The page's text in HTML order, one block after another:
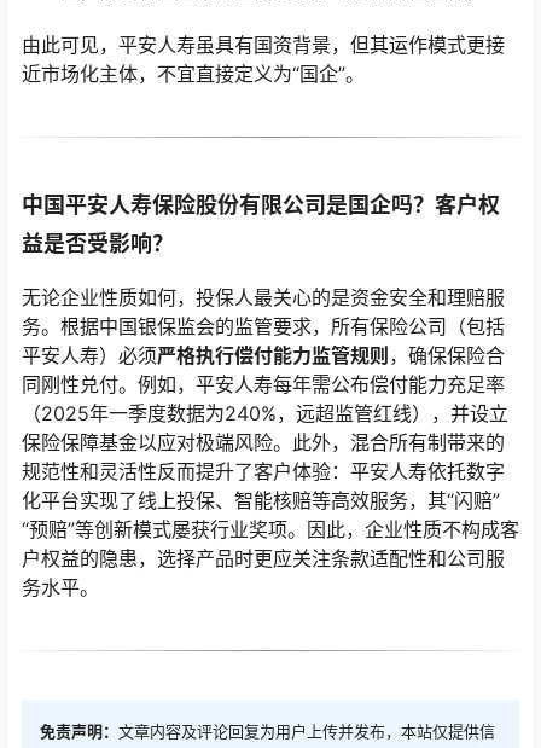
由此可见，平安人寿虽具有国资背景，但其运作模式更接
近市场化主体，不宜直接定义为“国企”。
中国平安人寿保险股份有限公司是国企吗？客户权
益是否受影响？
无论企业性质如何，投保人最关心的是资金安全和理赔服
务。根据中国银保监会的监管要求，所有保险公司（包括
平安人寿）必须严格执行偿付能力监管规则 ，确保保险合
同刚性兑付。例如，平安人寿每年需公布偿付能力充足率
（2025年一季度数据为240%，远超监管红线），并设立
保险保障基金以应对极端风险。此外，混合所有制带来的
规范性和灵活性反而提升了客户体验：平安人寿依托数字
化平台实现了线上投保、智能核赔等高效服务，其“闪赔”
“预赔”等创新模式屡获行业奖项。因此，企业性质不构成客
户权益的隐患，选择产品时更应关注条款适配性和公司服
务水平。
免责声明： 文章内容及评论回复为用户上传并发布，本站仅提供信